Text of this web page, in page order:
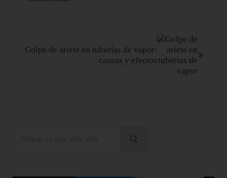
Golpe de ariete en tuberías de vapor:
causas y efectos
Enviar búsqueda